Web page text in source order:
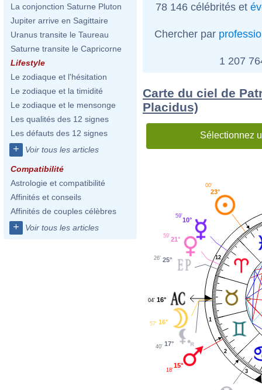
La conjonction Saturne Pluton
Jupiter arrive en Sagittaire
Uranus transite le Taureau
Saturne transite le Capricorne
Lifestyle
Le zodiaque et l'hésitation
Le zodiaque et la timidité
Le zodiaque et le mensonge
Les qualités des 12 signes
Les défauts des 12 signes
+ Voir tous les articles
Compatibilité
Astrologie et compatibilité
Affinités et conseils
Affinités de couples célèbres
+ Voir tous les articles
78 146 célébrités et
Chercher par
1 207
Carte du ciel de
Placidus)
Sélectionnez
1
2
3
12
23°
00'
10°
59'
21°
59'
25°
26'
16°
04'
16°
57'
17°
40'
15°
18'